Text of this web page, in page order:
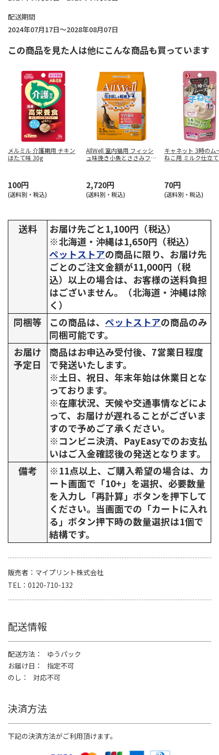
配送期間
2024年07月17日～2028年08月07日
この商品を見た人は他にこんな商品も買っています
メルミル 介護期用 チキン
ほたて味 30g
100円
(送料別・税込)
AllWell 室内猫用 フィッシ
ュ味挽き小魚とささみフリ
2,720円
(送料別・税込)
キャネット 3時のム
ねこ用 ミルク仕立
70円
(送料別・税込)
送料
お届け先ごと1,100円（税込）
※北海道・沖縄は1,650円（税込）
ペットストアの商品に限り、お届け先
ごとのご注文金額が11,000円（税
込）以上の場合は、お客様の送料負担
はございません。（北海道・沖縄は除
く）
同梱等
この商品は、 ペットストアの商品のみ
同梱可能です。
お届け
予定日
商品はお申込み受付後、7営業日程度
で発送いたします。
※土日、祝日、年末年始は休業日とな
っております。
※在庫状況、天候や交通事情などによ
って、お届けが遅れることがございま
すので予めご了承ください。
※コンビニ決済、PayEasyでのお支払
いはご入金確認後の発送となります。
備考
※11点以上、ご購入希望の場合は、カ
ート画面で「10+」を選択、必要数量
を入力し「再計算」ボタンを押下して
ください。当画面での「カートに入れ
る」ボタン押下時の数量選択は1個で
結構です。
販売者
マイプリント株式会社
TEL
0120-710-132
配送情報
配送方法
ゆうパック
お届け日
指定不可
のし
対応不可
決済方法
下記の決済方法がご利用頂けます。